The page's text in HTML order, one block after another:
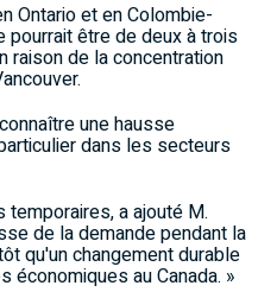
Ontario et en Colombie-
pourrait être de deux à trois
raison de la concentration
une hausse
dans les secteurs
a ajouté M.
de la demande pendant la
qu'un changement durable
au Canada. »